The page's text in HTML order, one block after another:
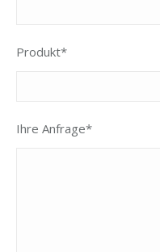
Produkt*
Ihre Anfrage*